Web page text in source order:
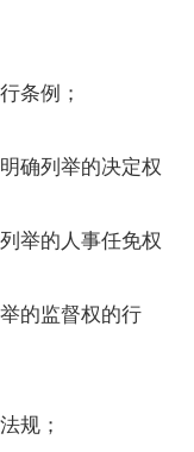
条例；
确列举的决定权
举的人事任免权
的监督权的行
规；